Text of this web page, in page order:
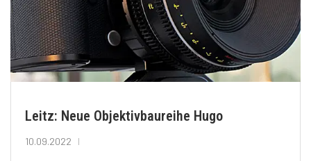
Leitz: Neue Objektivbaureihe Hugo
10.09.2022